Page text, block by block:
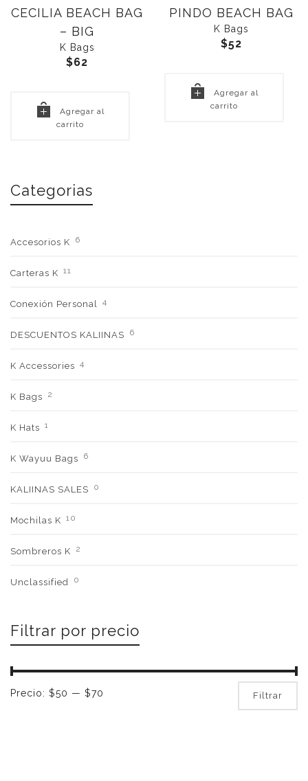
CECILIA BEACH BAG
– BIG
K Bags
$62
Agregar al
carrito
PINDO BEACH BAG
K Bags
$52
Agregar al
carrito
Categorias
Accesorios K 6
Carteras K 11
Conexión Personal 4
DESCUENTOS KALIINAS 6
K Accessories 4
K Bags 2
K Hats 1
K Wayuu Bags 6
KALIINAS SALES 0
Mochilas K 10
Sombreros K 2
Unclassified 0
Filtrar por precio
Filtrar
Precio: $50 — $70